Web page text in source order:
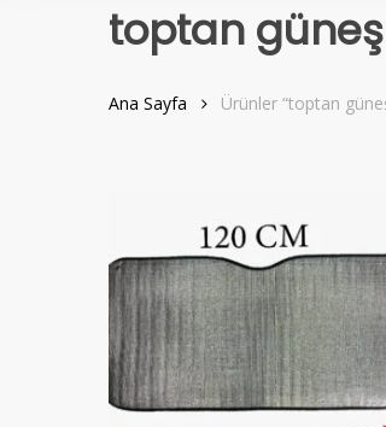
toptan
Ana Sayfa Ürünler “toptan